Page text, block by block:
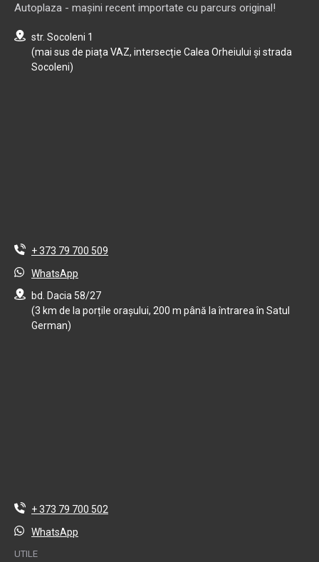
Autoplaza - mașini recent importate cu parcurs original!
str. Socoleni 1
(mai sus de piața VAZ, intersecție Calea Orheiului și strada
Socoleni)
+ 373 79 700 509
WhatsApp
bd. Dacia 58/27
(3 km de la porțile orașului, 200 m până la întrarea în Satul
German)
+ 373 79 700 502
WhatsApp
UTILE